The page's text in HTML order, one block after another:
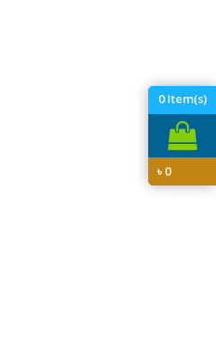
0Item(s)
৳0